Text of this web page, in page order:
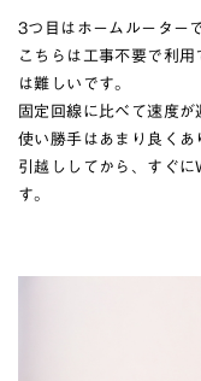
3つ目はホームルーター
こちらは工事不要で利
は難しいです。
固定回線に比べて速度が
使い勝手はあまり良くあ
引越ししてから、すぐ
す。